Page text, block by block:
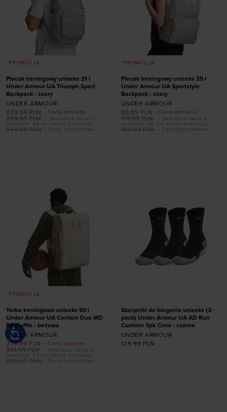
PROMOCJA
Plecak treningowy uniseks 21 l
Under Armour UA Triumph Sport
Backpack - szary
UNDER ARMOUR
- Cena aktualna
239,99 PLN
- Cena początkowa
349,99 PLN
279,99 PLN
- Najniższa cena z
ostatnich 30 dni przed promocją
PROMOCJA
Plecak treningowy uniseks 25 l
Under Armour UA Sportstyle
Backpack - szary
UNDER ARMOUR
- Cena aktualna
99,99 PLN
- Cena początkowa
159,99 PLN
119,99 PLN
- Najniższa cena z
ostatnich 30 dni przed promocją
PROMOCJA
Torba treningowa uniseks 50 l
Under Armour UA Contain Duo MD
BP Duffle - beżowa
UNDER ARMOUR
- Cena aktualna
279,99 PLN
- Cena początkowa
399,99 PLN
319,99 PLN
- Najniższa cena z
ostatnich 30 dni przed promocją
Skarpetki do biegania uniseks (3-
pack) Under Armour UA AD Run
Cushion 3pk Crew - czarne
UNDER ARMOUR
129,99 PLN